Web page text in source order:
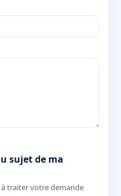
sujet de ma
traiter votre demande